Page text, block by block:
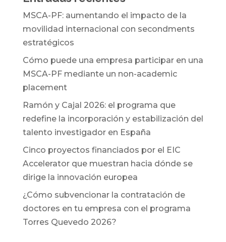
MSCA-PF: aumentando el impacto de la
movilidad internacional con secondments
estratégicos
Cómo puede una empresa participar en una
MSCA-PF mediante un non-academic
placement
Ramón y Cajal 2026: el programa que
redefine la incorporación y estabilización del
talento investigador en España
Cinco proyectos financiados por el EIC
Accelerator que muestran hacia dónde se
dirige la innovación europea
¿Cómo subvencionar la contratación de
doctores en tu empresa con el programa
Torres Quevedo 2026?